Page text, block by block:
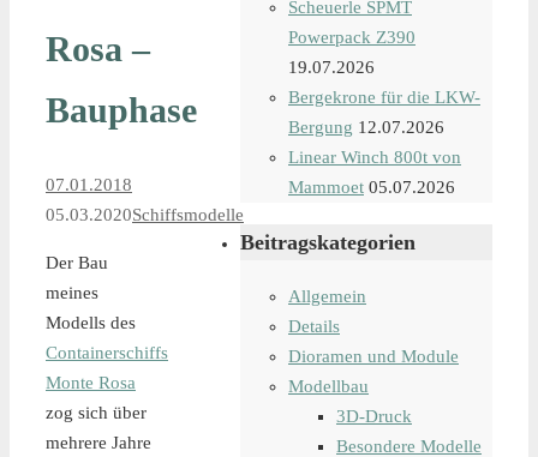
Rosa –
Bauphase
07.01.2018
05.03.2020Schiffsmodelle
Der Bau
meines
Modells des
Containerschiffs
Monte Rosa
zog sich über
mehrere Jahre
Scheuerle SPMT
Powerpack Z390
19.07.2026
Bergekrone für die LKW-
Bergung 12.07.2026
Linear Winch 800t von
Mammoet 05.07.2026
Beitragskategorien
Allgemein
Details
Dioramen und Module
Modellbau
3D-Druck
Besondere Modelle